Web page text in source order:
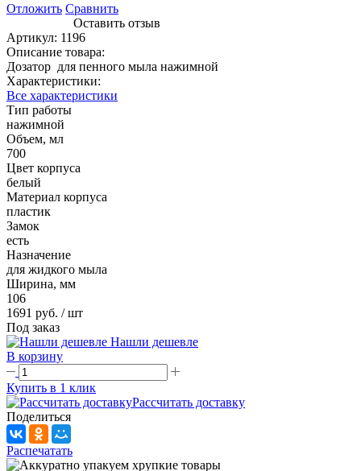
Отложить Сравнить
Оставить отзыв
Артикул: 1196
Описание товара:
Дозатор для пенного мыла нажимной
Характеристики:
Все характеристики
Тип работы
нажимной
Объем, мл
700
Цвет корпуса
белый
Материал корпуса
пластик
Замок
есть
Назначение
для жидкого мыла
Ширина, мм
106
1691 руб. / шт
Под заказ
Нашли дешевле
В корзину
Купить в 1 клик
Рассчитать доставку
Поделиться
Распечатать